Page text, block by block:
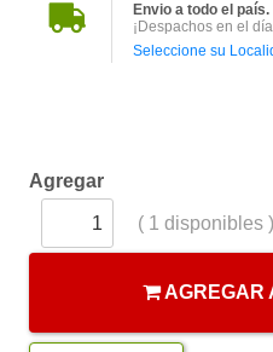
Envio a todo el país.
¡Despachos en el
Seleccione su
Agregar
( 1disponibles )
AGREGAR